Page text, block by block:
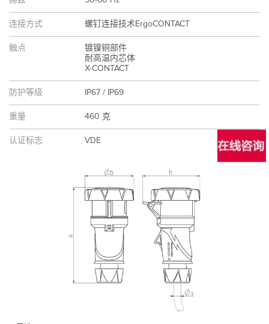
连接方式 螺钉连接技术ErgoCONTACT
触点
镀镍铜部件
耐高温内芯体
X-CONTACT
防护等级 IP67 / IP69
重量 460 克
认证标志 VDE